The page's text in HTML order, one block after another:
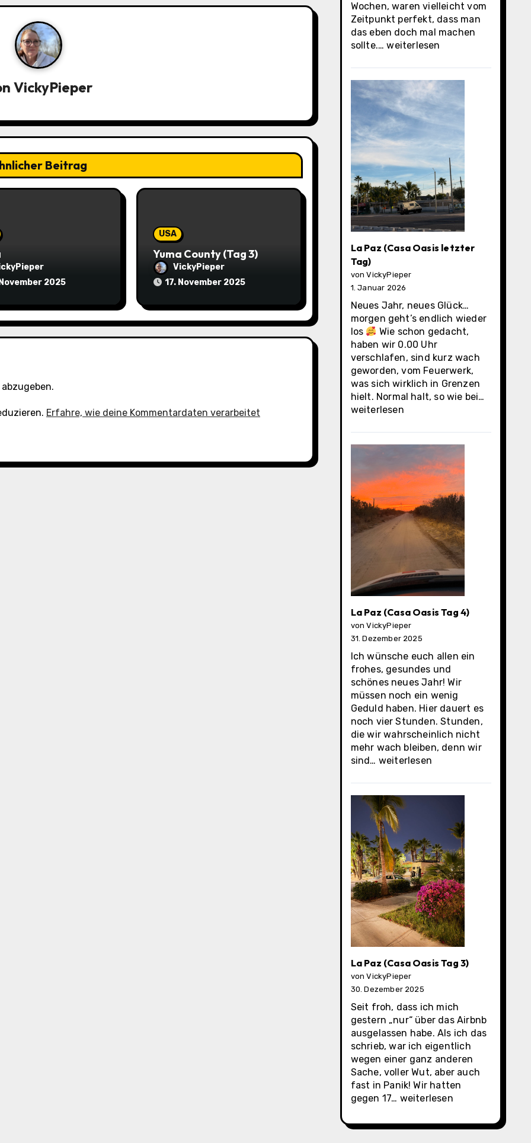
VickyPieper
Beitrag
2025
USA
Yuma County (Tag 3)
VickyPieper
17. November 2025
Erfahre, wie deine Kommentardaten verarbeitet
Wochen, waren vielleicht vom
Zeitpunkt perfekt, dass man
das eben doch mal machen
sollte.…Los
Municipality
weiterlesen
La Paz (Casa Oasis letzter
Tag)
von VickyPieper
1. Januar 2026
Neues Jahr, neues Glück…
morgen geht’s endlich wieder
los
Wie schon gedacht,
haben wir 0.00 Uhr
verschlafen, sind kurz wach
geworden, vom Feuerwerk,
was sich wirklich in Grenzen
hielt. Normal halt, so wie bei…
Oasis
weiterlesen
La Paz (Casa Oasis Tag 4)
von VickyPieper
31. Dezember 2025
Ich wünsche euch allen ein
frohes, gesundes und
schönes neues Jahr! Wir
müssen noch ein wenig
Geduld haben. Hier dauert es
noch vier Stunden. Stunden,
die wir wahrscheinlich nicht
mehr wach bleiben, denn wir
sind… La
(Casa
Oasis
Tag
4)
weiterlesen
La Paz (Casa Oasis Tag 3)
von VickyPieper
30. Dezember 2025
Seit froh, dass ich mich
gestern „nur“ über das Airbnb
ausgelassen habe. Als ich das
schrieb, war ich eigentlich
wegen einer ganz anderen
Sache, voller Wut, aber auch
fast in Panik! Wir hatten
gegen 17… La
(Casa
weiterlesen